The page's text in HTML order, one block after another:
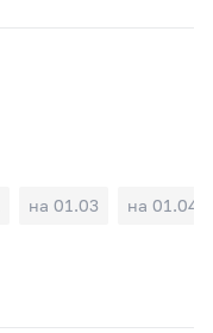
на 01.03 на 01.04